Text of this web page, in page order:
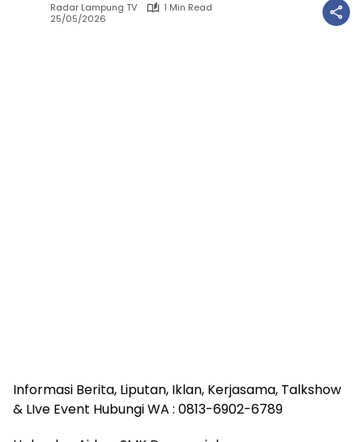
Radar Lampung TV
1 Min Read
25/05/2026
Informasi Berita, Liputan, Iklan, Kerjasama, Talkshow
& LIve Event Hubungi WA : 0813-6902-6789